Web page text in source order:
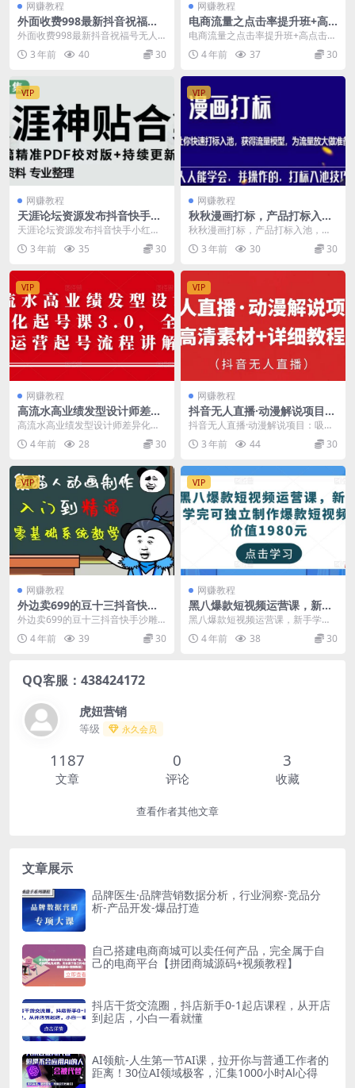
网赚教程
外面收费998最新抖音祝福号
无人直播项目单号日入500+
外面收费998最新抖音祝福号无人
直播项目单号日入500+【详细教程
+素材】 设备...
3 年前 40 30
网赚教程
电商流量之点击率提升班+高
点击神图训练营：快速起爆，
电商流量之点击率提升班+高点击神
图训练营：快速起爆，提升销售 课
程目录： 高点击...
4 年前 37 30
VIP
网赚教程
天涯论坛资源发布抖音快手小
红书神仙帖子引流、变现项
目，日入300到800比较稳定
天涯论坛资源发布抖音快手小红书
神仙帖子引流、变现项目，日入30
0到800比较稳定...
3 年前 35 30
VIP
网赚教程
秋秋漫画打标，产品打标入
池，建立流量模型，为快速放
大流量做准备
秋秋漫画打标，产品打标入池，建
立流量模型，为快速放大流量做准
备 本课程无冒泡网赚...
3 年前 30 30
VIP
网赚教程
高流水高业绩发型设计师差异
化起号课3.0，全方位运营起号
流程讲解
高流水高业绩发型设计师差异化起
号课3.0，全方位运营起号流程讲解
课程介绍： 课...
4 年前 28 30
VIP
网赚教程
抖音无人直播·动漫解说项目：
吸金挂机躺赚可落地实操【工
具+素材+教程】
抖音无人直播·动漫解说项目：吸金
挂机躺赚可落地实操【工具+素材
+教程】 相信大家...
3 年前 44 30
VIP
网赚教程
外边卖699的豆十三抖音快手
沙雕视频教学课程，快速爆
粉，月入10万+（素材+插件
+视频）
外边卖699的豆十三抖音快手沙雕
视频教学课程，快速爆粉，月入10
万+（素材+插件...
4 年前 39 30
VIP
网赚教程
黑八爆款短视频运营课，新手
学完可独立制作爆款短视频-价
值1980元
黑八爆款短视频运营课，新手学完
可独立制作爆款短视频-价值1980元
课程介绍： ...
4 年前 38 30
QQ客服：438424172
虎妞营销
等级 永久会员
1187
文章
0
评论
3
收藏
查看作者其他文章
文章展示
品牌医生·品牌营销数据分析，行业洞察-竞品分
析-产品开发-爆品打造
自己搭建电商商城可以卖任何产品，完全属于自
己的电商平台【拼团商城源码+视频教程】
抖店干货交流圈，抖店新手0-1起店课程，从开店
到起店，小白一看就懂
AI领航-人生第一节AI课，拉开你与普通工作者的
距离！30位AI领域极客，汇集1000小时Al心得